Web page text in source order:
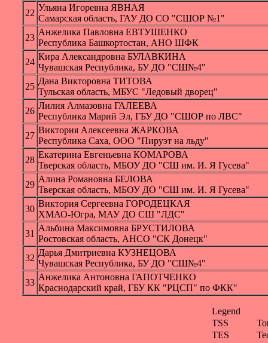
22
Ульяна Игоревна ЯВНАЯ
Самарская область, ГАУ ДО СО "СШОР №1"
23
Анжелика Павловна ЕВТУШЕНКО
Республика Башкортостан, АНО ШФК
24
Кира Александровна БУЛАВКИНА
Чувашская Республика, БУ ДО "СШ№4"
25
Дана Викторовна ТИТОВА
Тульская область, МБУС "Ледовый дворец"
26
Лилия Алмазовна ГАЛЕЕВА
Республика Марий Эл, ГБУ ДО "СШОР по ЛВС"
27
Виктория Алексеевна ЖАРКОВА
Республика Саха, ООО "Пируэт на льду"
28
Екатерина Евгеньевна КОМАРОВА
Тверская область, МБОУ ДО "СШ им. И. Я Гусева"
29
Алина Романовна БЕЛОВА
Тверская область, МБОУ ДО "СШ им. И. Я Гусева"
30
Виктория Сергеевна ГОРОДЕЦКАЯ
ХМАО-Югра, МАУ ДО СШ "ЛДС"
31
Альбина Максимовна БРУСТИЛОВА
Ростовская область, АНСО "СК Донецк"
32
Дарья Дмитриевна КУЗНЕЦОВА
Чувашская Республика, БУ ДО "СШ№4"
33
Анжелика Антоновна ГАПОТЧЕНКО
Краснодарский край, ГБУ КК "РЦСП" по ФКК"
Legend
TSS
TES